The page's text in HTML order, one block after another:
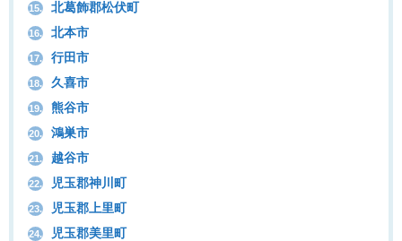
15. 北葛飾郡松伏町
16. 北本市
17. 行田市
18. 久喜市
19. 熊谷市
20. 鴻巣市
21. 越谷市
22. 児玉郡神川町
23. 児玉郡上里町
24. 児玉郡美里町